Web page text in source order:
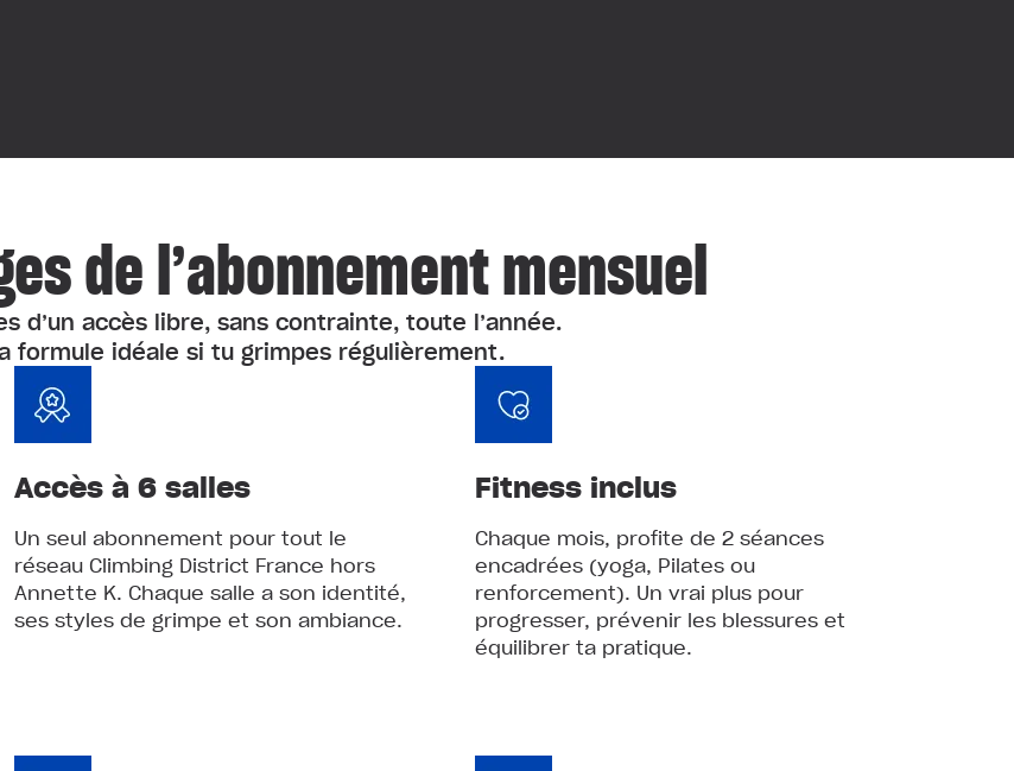
de l’abonnement mensuel
d’un accès libre, sans contrainte, toute l’année.
formule idéale si tu grimpes régulièrement.
Accès à 6 salles
Un seul abonnement pour tout le
réseau Climbing District France hors
Annette K. Chaque salle a son identité,
ses styles de grimpe et son ambiance.
Fitness inclus
Chaque mois, profite de 2 séances
encadrées (yoga, Pilates ou
renforcement). Un vrai plus pour
progresser, prévenir les blessures et
équilibrer ta pratique.